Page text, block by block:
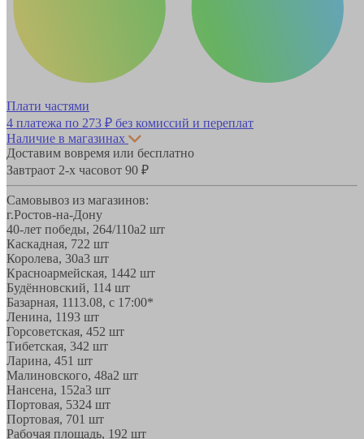
Плати частями
4 платежа по 273 ₽ без комиссий и переплат
Наличие в магазинах
Доставим вовремя или бесплатно
Завтраот 2-х часовот 90 ₽
Самовывоз из магазинов:
г.Ростов-на-Дону
40-лет победы, 264/110а2 шт
Каскадная, 722 шт
Королева, 30а3 шт
Красноармейская, 1442 шт
Будённовский, 114 шт
Базарная, 1113.08, с 17:00*
Ленина, 1193 шт
Горсоветская, 452 шт
Тибетская, 342 шт
Ларина, 451 шт
Малиновского, 48а2 шт
Нансена, 152а3 шт
Портовая, 5324 шт
Портовая, 701 шт
Рабочая площадь, 192 шт